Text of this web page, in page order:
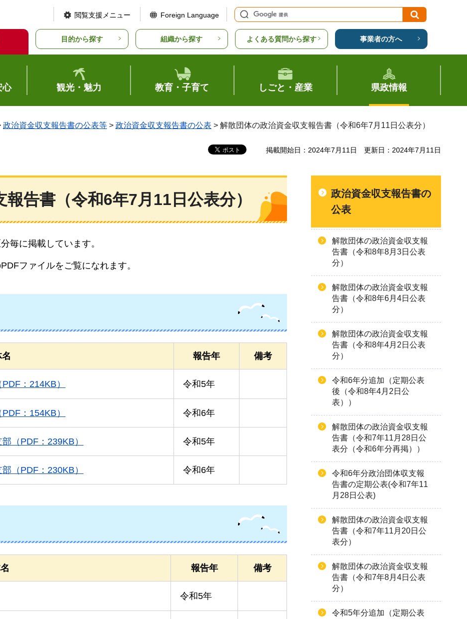
閲覧支援メニュー Foreign Language
目的から探す 組織から探す よくある質問から探す 事業者の方へ
心 観光・魅力 教育・子育て しごと・産業 県政情報
政治資金収支報告書の公表等 > 政治資金収支報告書の公表 > 解散団体の政治資金収支報告書（令和6年7月11日公表分）
掲載開始日：2024年7月11日 更新日：2024年7月11日
告書（令和6年7月11日公表分）
毎に掲載しています。
ファイルをご覧になれます。
名 報告年 備考
：214KB） 令和5年
：154KB） 令和6年
（PDF：239KB） 令和5年
（PDF：230KB） 令和6年
報告年 備考
令和5年
政治資金収支報告書の
公表
解散団体の政治資金収支報
告書（令和8年8月3日公表
分）
解散団体の政治資金収支報
告書（令和8年6月4日公表
分）
解散団体の政治資金収支報
告書（令和8年4月2日公表
分）
令和6年分追加（定期公表
後（令和8年4月2日公
表））
解散団体の政治資金収支報
告書（令和7年11月28日公
表分（令和6年分再掲））
令和6年分政治団体収支報
告書の定期公表(令和7年11
月28日公表)
解散団体の政治資金収支報
告書（令和7年11月20日公
表分）
解散団体の政治資金収支報
告書（令和7年8月4日公表
分）
令和5年分追加（定期公表